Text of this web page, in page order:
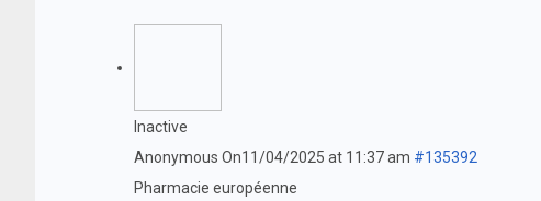
Inactive
Anonymous On11/04/2025 at 11:37 am #135392
Pharmacie européenne